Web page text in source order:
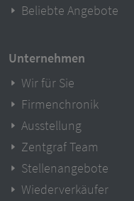
Beliebte Angebote
Unternehmen
Wir für Sie
Firmenchronik
Ausstellung
Zentgraf Team
Stellenangebote
Wiederverkäufer